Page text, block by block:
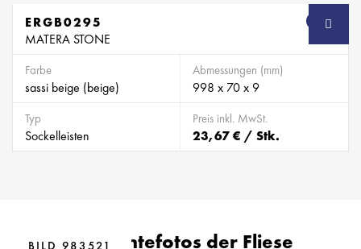
SB
ERGB0295
MATERA STONE
Farbe
sassi beige (beige)
Abmessungen (mm)
998 x 70 x 9
Typ
Sockelleisten
Preis inkl. MwSt.
23,67 € / Stk.
Ambientefotos der Fliese
BILD 925307
BILD 983521